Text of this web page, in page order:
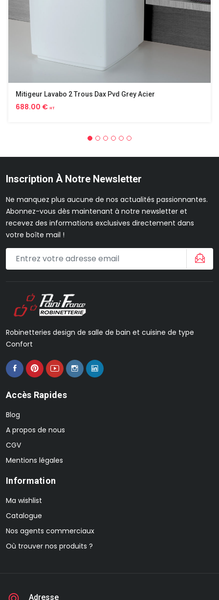
Mitigeur Lavabo 2 Trous Dax Pvd Grey Acier
688.00 € HT
Inscription À Notre Newsletter
Ne manquez plus aucune de nos actualités passionnantes.
Abonnez-vous dès maintenant à notre newsletter et
recevez des informations exclusives directement dans
votre boîte mail !
Robinetteries design de salle de bain et cuisine de type
Confort
Accès Rapides
Blog
A propos de nous
CGV
Mentions légales
Information
Ma wishlist
Catalogue
Nos agents commerciaux
Où trouver nos produits ?
Adresse